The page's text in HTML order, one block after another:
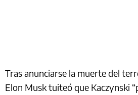
Tras anunciarse la muerte del
Elon Musk tuiteó que Kaczynski